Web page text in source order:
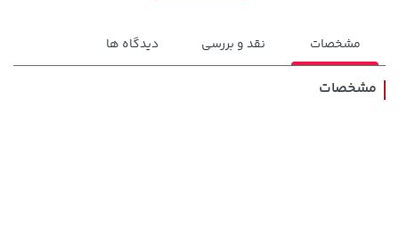
مشخصات نقد و بررسی دیدگاه ها
مشخصات